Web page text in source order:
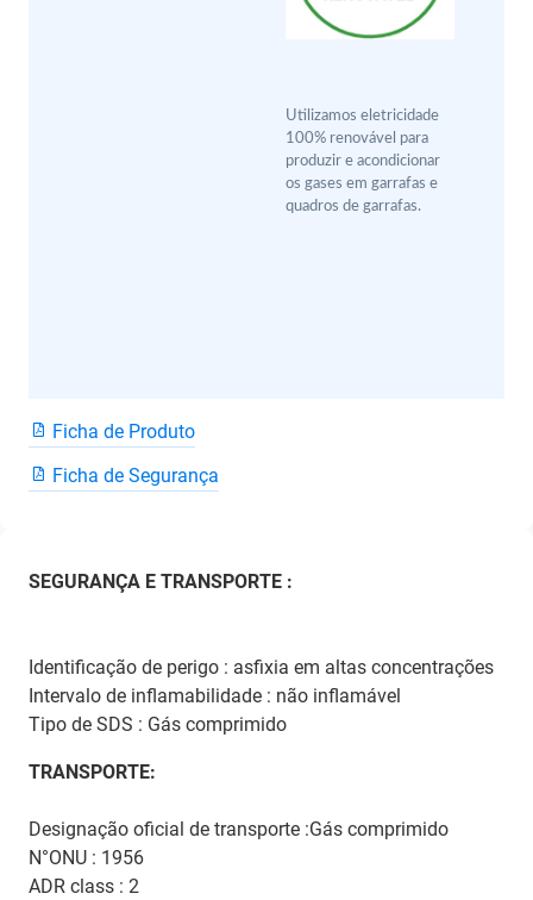
Utilizamos eletricidade
100% renovável para
produzir e acondicionar
os gases em garrafas e
quadros de garrafas.
Ficha de Produto
Ficha de Segurança
SEGURANÇA E TRANSPORTE :
Identificação de perigo : asfixia em altas concentrações
Intervalo de inflamabilidade : não inflamável
Tipo de SDS : Gás comprimido
TRANSPORTE:
Designação oficial de transporte :Gás comprimido
N°ONU : 1956
ADR class : 2